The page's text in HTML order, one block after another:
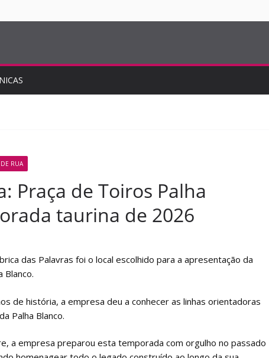
RUA
Praça de Toiros Palha
taurina de 2026
das Palavras foi o local escolhido para a apresentação da
Blanco.
de história, a empresa deu a conhecer as linhas orientadoras
Palha Blanco.
a empresa preparou esta temporada com orgulho no passado